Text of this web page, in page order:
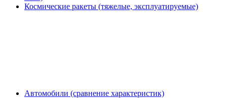
Космические ракеты (тяжелые, эксплуатируемые)
Автомобили (сравнение характеристик)